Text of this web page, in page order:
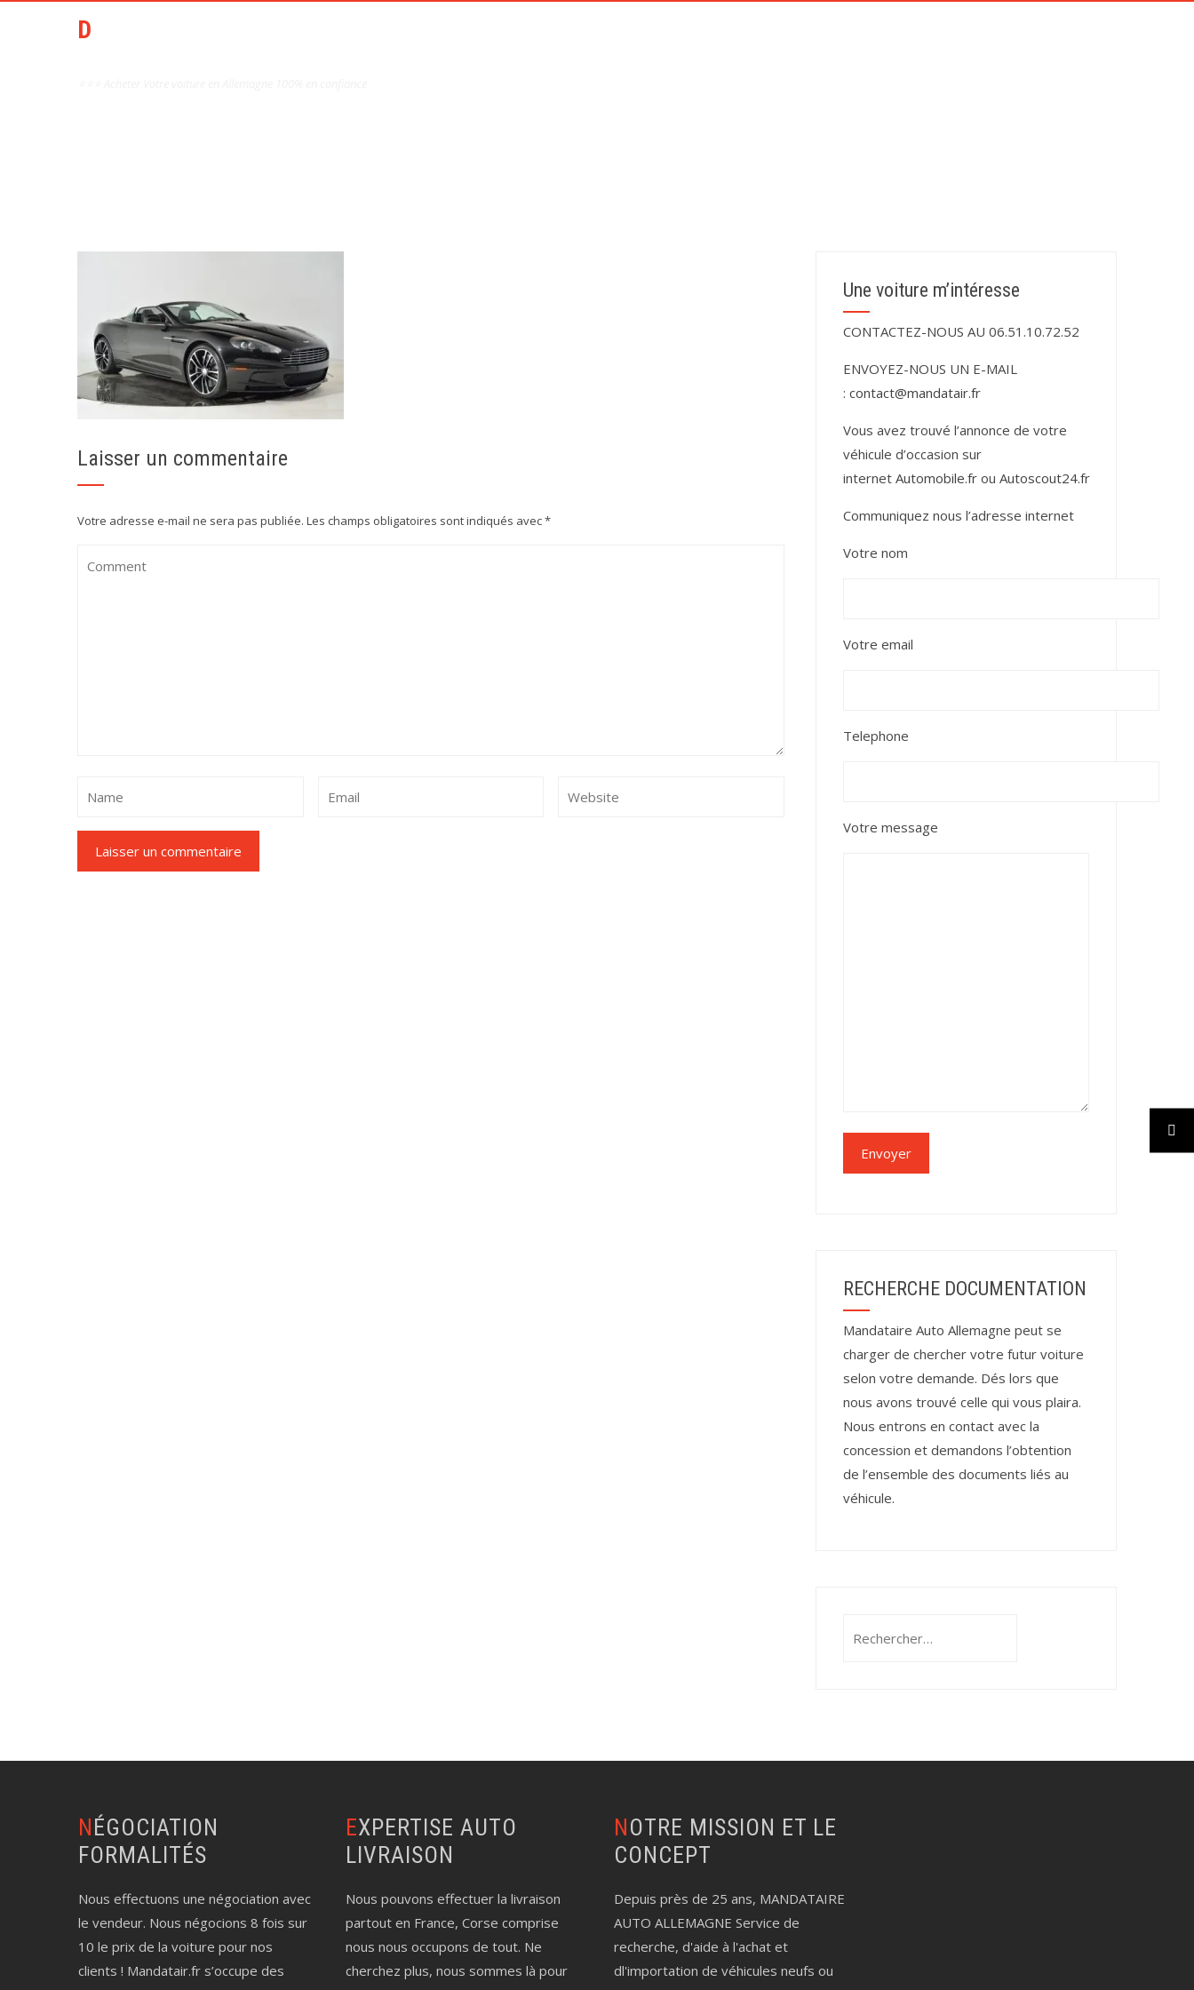
DCAI AIDE ACHAT AUTO
Laisser un commentaire
Votre adresse e-mail ne sera pas publiée. Les champs obligatoires sont indiqués avec*
Une voiture m’intéresse
CONTACTEZ-NOUS AU 06.51.10.72.52
ENVOYEZ-NOUS UN E-MAIL
: contact@mandatair.fr
Vous avez trouvé l’annonce de votre
véhicule d’occasion sur
internet Automobile.frou Autoscout24.fr
Communiquez nous l’adresse internet
Votre nom
Votre email
Telephone
Votre message
RECHERCHE DOCUMENTATION
Mandataire Auto Allemagne peut se
charger de chercher votre futur voiture
selon votre demande. Dés lors que
nous avons trouvé celle qui vous plaira.
Nous entrons en contact avec la
concession et demandons l’obtention
de l’ensemble des documents liés au
véhicule.
NÉGOCIATION
FORMALITÉS
Nous effectuons une négociation avec
le vendeur. Nous négocions 8 fois sur
10 le prix de la voiture pour nos
clients ! Mandatair.fr s’occupe des
EXPERTISE AUTO
LIVRAISON
Nous pouvons effectuer la livraison
partout en France, Corse comprise
nous nous occupons de tout. Ne
cherchez plus, nous sommes là pour
NOTRE MISSION ET LE
CONCEPT
Depuis près de 25 ans, MANDATAIRE
AUTO ALLEMAGNE Service de
recherche, d'aide à l'achat et
dl'importation de véhicules neufs ou